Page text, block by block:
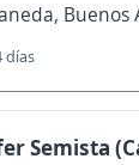
Buenos
días
Semista